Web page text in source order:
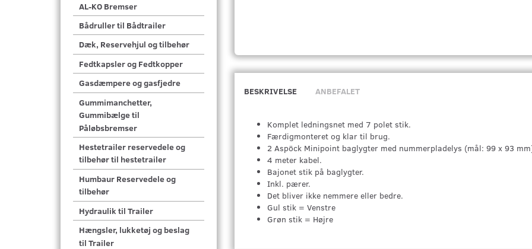
AL-KO Bremser
Bådruller til Bådtrailer
Dæk, Reservehjul og tilbehør
Fedtkapsler og Fedtkopper
Gasdæmpere og gasfjedre
Gummimanchetter,
Gummibælge til
Påløbsbremser
Hestetrailer reservedele og
tilbehør til hestetrailer
Humbaur Reservedele og
tilbehør
Hydraulik til Trailer
Hængsler, lukketøj og beslag
til Trailer
BESKRIVELSE ANBEFALET
Komplet ledningsnet med 7 polet stik.
Færdigmonteret og klar til brug.
2 Aspöck Minipoint baglygter med nummerpladelys (mål: 99 x 93
4 meter kabel.
Bajonet stik på baglygter.
Inkl. pærer.
Det bliver ikke nemmere eller bedre.
Gul stik = Venstre
Grøn stik = Højre